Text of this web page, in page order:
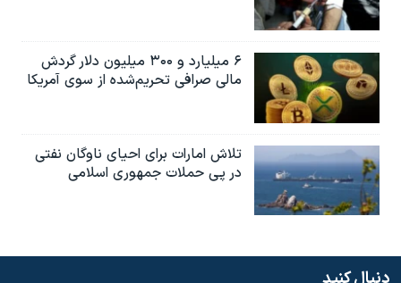
۶ میلیارد و ۳۰۰ میلیون دلار گردش
مالی صرافی تحریم‌شده از سوی آمریکا
تلاش امارات برای احیای ناوگان نفتی
در پی حملات جمهوری اسلامی